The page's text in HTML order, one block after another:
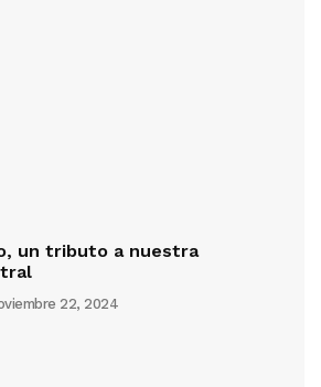
un tributo a nuestra
22, 2024